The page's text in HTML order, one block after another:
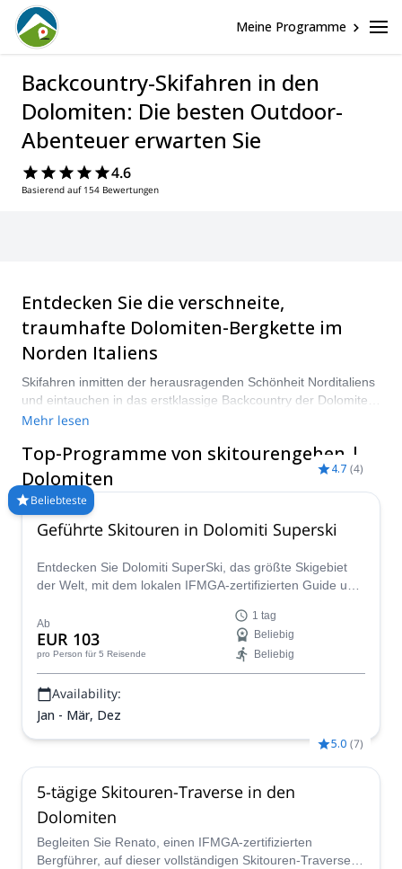
Meine Programme
Backcountry-Skifahren in den
Dolomiten: Die besten Outdoor-
Abenteuer erwarten Sie
4.6
Basierend auf 154 Bewertungen
Entdecken Sie die verschneite,
traumhafte Dolomiten-Bergkette im
Norden Italiens
Skifahren inmitten der herausragenden Schönheit Norditaliens
und eintauchen in das erstklassige Backcountry der Dolomiten-
Bergkette. Heimat unberührter Berglandschaften, weitläufiger
erstklassigen Ruf, sind die Dolomiten ein erstklassiger
Kandidat für Ihr nächstes Abenteuer. Besuchen Sie die
frostigen Monate zwischen Januar und April für ideale
Backcountry-Skibedingungen.
Mehr lesen
Top-Programme von skitourengehen |
Dolomiten
Beliebteste
4.7 (4)
Geführte Skitouren in Dolomiti Superski
Entdecken Sie Dolomiti SuperSki, das größte Skigebiet
der Welt, mit dem lokalen IFMGA-zertifizierten Guide und
Ab
EUR 103
pro Person für 5 Reisende
1 tag
Beliebig
Beliebig
Availability:
Jan - Mär, Dez
5.0 (7)
5-tägige Skitouren-Traverse in den
Dolomiten
Begleiten Sie Renato, einen IFMGA-zertifizierten
Bergführer, auf dieser vollständigen Skitouren-Traverse